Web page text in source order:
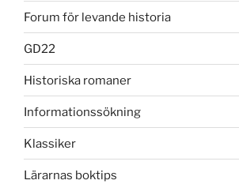
Forum för levande historia
GD22
Historiska romaner
Informationssökning
Klassiker
Lärarnas boktips